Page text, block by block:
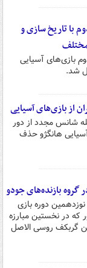
با تاریخ سازی و
بازی‌های آسیایی
از بازی‌های آسیایی
شانس مجدد از دور
هانگژو حذف
بازنده‌های جودو
دوره بازی
که در نخستین مبارزه
گربکف روسی الاصل